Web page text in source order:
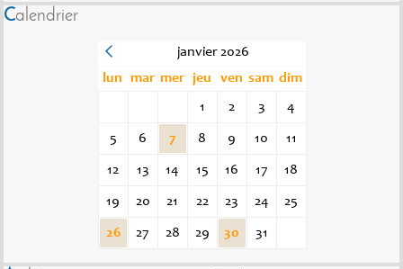
Calendrier
janvier 2026
lun
mar mer jeu ven sam dim
1
2 3 4
5 6 7 8 9 10 11
12 13 14 15 16 17 18
19 20 21 22 23 24 25
26 27 28 29 30 31